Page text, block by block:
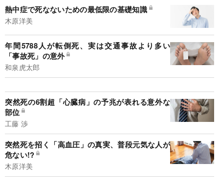
熱中症で死なないための最低限の基礎知識
木原洋美
年間5788人が転倒死、実は交通事故より多い
「事故死」の意外
和泉虎太郎
突然死の6割超「心臓病」の予兆が表れる意外な
部位
工藤 渉
突然死を招く「高血圧」の真実、普段元気な人が
危ない!?
木原洋美